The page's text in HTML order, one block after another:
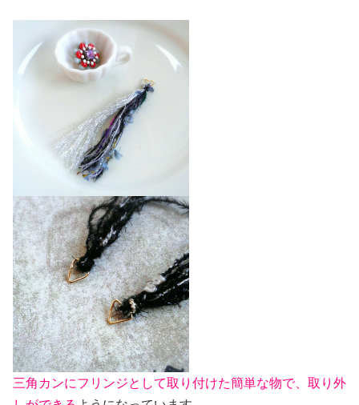
三角カンにフリンジとして取り付けた簡単な物で、取り外